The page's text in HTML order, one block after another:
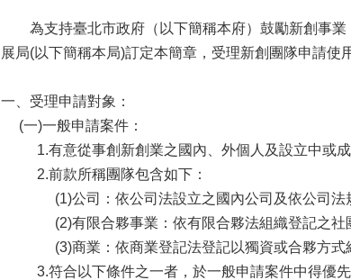
為支持臺北市政府（以下簡稱本府）鼓勵新創事業
展局(以下簡稱本局)訂定本簡章，受理新創團隊申請使
一、受理申請對象：
(一)一般申請案件：
1.有意從事創新創業之國內、外個人及設立中或
2.前款所稱團隊包含如下：
(1)公司：依公司法設立之國內公司及依公司
(2)有限合夥事業：依有限合夥法組織登記之
(3)商業：依商業登記法登記以獨資或合夥方式
3.符合以下條件之一者，於一般申請案件中得優先